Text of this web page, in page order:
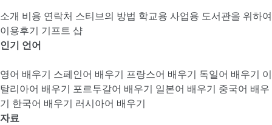
소개 비용 연락처 스티브의 방법 학교용 사업용 도서관을 위하여
이용후기 기프트 샵
인기 언어
영어 배우기 스페인어 배우기 프랑스어 배우기 독일어 배우기 이
탈리아어 배우기 포르투갈어 배우기 일본어 배우기 중국어 배우
기 한국어 배우기 러시아어 배우기
자료